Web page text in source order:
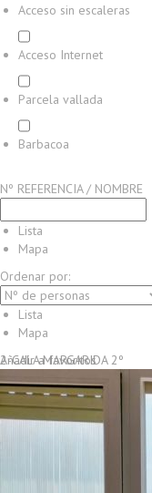
Acceso sin escaleras
Acceso Internet
Parcela vallada
Barbacoa
Nº REFERENCIA / NOMBRE
Lista
Mapa
Ordenar por:
Lista
Mapa
2-CALA MARGARIDA 2º
Añadir a favoritos